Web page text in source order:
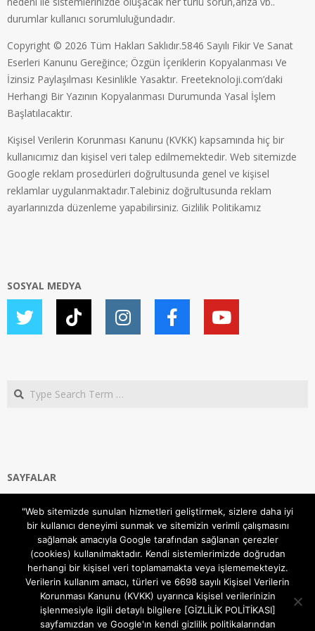
durumlar kullanıcı sorumluluğundadır.
Copyright © 2026 Tüm Hakları Saklıdır.5846 Sayılı Fikir Ve Sanat
Eserleri Kanunu Gereğince; Özgün İçeriklerin Kopyalanması Ve
İzinsiz Paylaşılması Kesinlikle Yasaktır. Freeteknoloji.com’daki
Herhangi Bir Yazının Kopyalanması Durumunda Yasal İşlem
Başlatılacaktır.
Kişisel Verilerin Korunması Kanunu (KVKK) kapsamında hiç bir
kullanıcımız dan kişisel veri talep edilmemektedir. Web sitemizde
Google reklam prosedürleri doğrultusunda genel ve kişisel
reklamlar uygulanmaktadır.Talebiniz doğrultusunda reklam
ayarlarınızda düzenleme yapabilirsiniz. Gizlilik Politikamız
SOSYAL MEDYA
Search
SAYFALAR
Gizlilik ve Çerezler (Cookies) Politikası
Hakkımızda
İletişim Kanalları
MODEM KURULUM
TEKNİK DESTEK
TELEVİZYON SİSTEMLERİ
"Web sitemizde sunulan hizmetleri geliştirmek, sizlere daha iyi
bir kullanıcı deneyimi sunmak ve sitemizin verimli çalışmasını
sağlamak amacıyla Google tarafından sağlanan çerezler
(cookies) kullanılmaktadır. Kendi sistemlerimizde doğrudan
herhangi bir kişisel veri toplamamakta veya işlememekteyiz.
Verilerin kullanım amacı, türleri ve 6698 sayılı Kişisel Verilerin
Korunması Kanunu (KVKK) uyarınca kişisel verilerinizin
işlenmesiyle ilgili detaylı bilgilere [GİZLİLİK POLİTİKASI]
sayfamızdan ve Google'ın kendi gizlilik politikalarından